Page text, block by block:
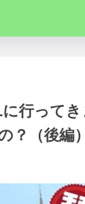
行って
？（後編）